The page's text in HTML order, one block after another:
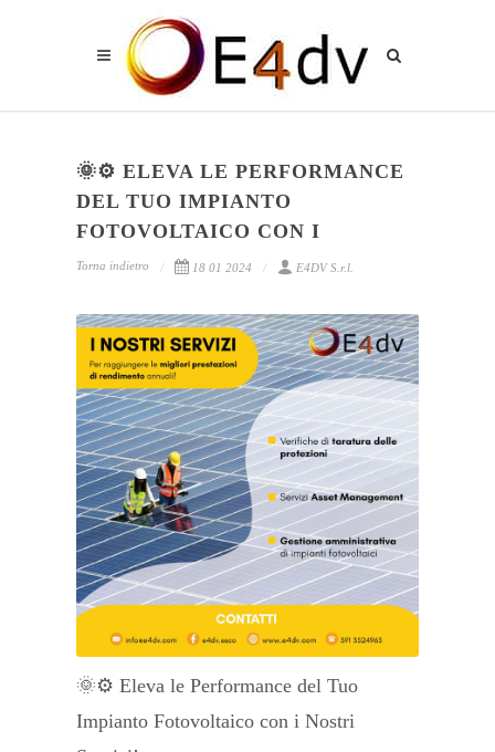
🌞⚙️ ELEVA LE PERFORMANCE
DEL TUO IMPIANTO
FOTOVOLTAICO CON I
Torna indietro 18 01 2024 E4DV S.r.l.
🌞⚙️ Eleva le Performance del Tuo
Impianto Fotovoltaico con i Nostri